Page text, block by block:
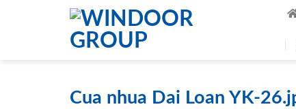
Cua nhua Dai Loan YK-